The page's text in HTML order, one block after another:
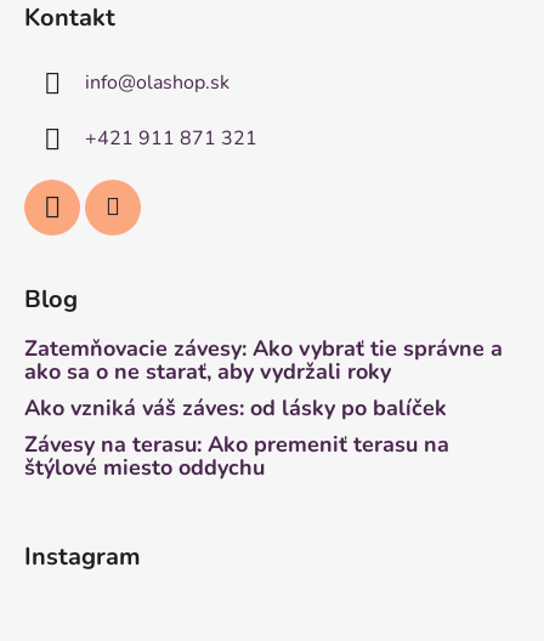
Kontakt
info@olashop.sk
+421 911 871 321
Blog
Zatemňovacie závesy: Ako vybrať tie správne a
ako sa o ne starať, aby vydržali roky
Ako vzniká váš záves: od lásky po balíček
Závesy na terasu: Ako premeniť terasu na
štýlové miesto oddychu
Instagram